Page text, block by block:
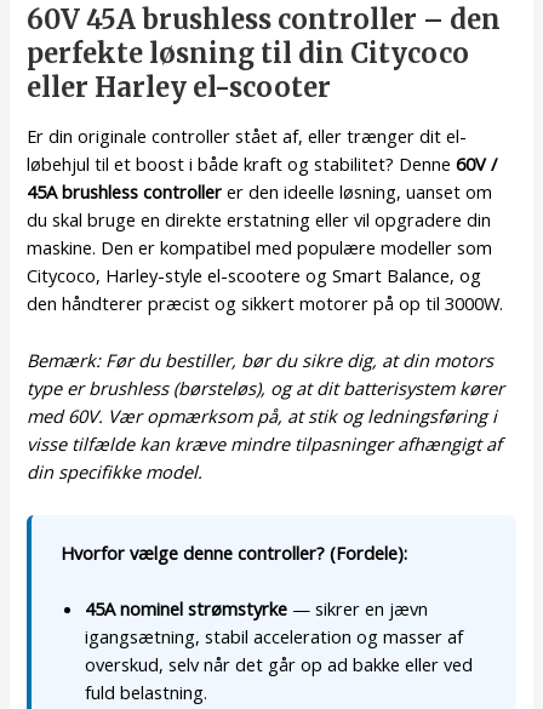
60V 45A brushless controller – den
perfekte løsning til din Citycoco
eller Harley el-scooter
Er din originale controller stået af, eller trænger dit el-
løbehjul til et boost i både kraft og stabilitet? Denne60V /
45A brushless controller er den ideelle løsning, uanset om
du skal bruge en direkte erstatning eller vil opgradere din
maskine. Den er kompatibel med populære modeller som
Citycoco, Harley-style el-scootere og Smart Balance, og
den håndterer præcist og sikkert motorer på op til 3000W.
Bemærk: Før du bestiller, bør du sikre dig, at din motors
type er brushless (børsteløs), og at dit batterisystem kører
med 60V. Vær opmærksom på, at stik og ledningsføring i
visse tilfælde kan kræve mindre tilpasninger afhængigt af
din specifikke model.
Hvorfor vælge denne controller? (Fordele):
45A nominel strømstyrke — sikrer en jævn
igangsætning, stabil acceleration og masser af
overskud, selv når det går op ad bakke eller ved
fuld belastning.